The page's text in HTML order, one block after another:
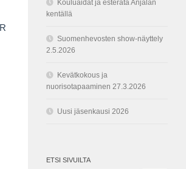
Kouluaidat ja esterata Anjalan
kentällä
Suomenhevosten show-näyttely
2.5.2026
Kevätkokous ja
nuorisotapaaminen 27.3.2026
Uusi jäsenkausi 2026
ETSI SIVUILTA